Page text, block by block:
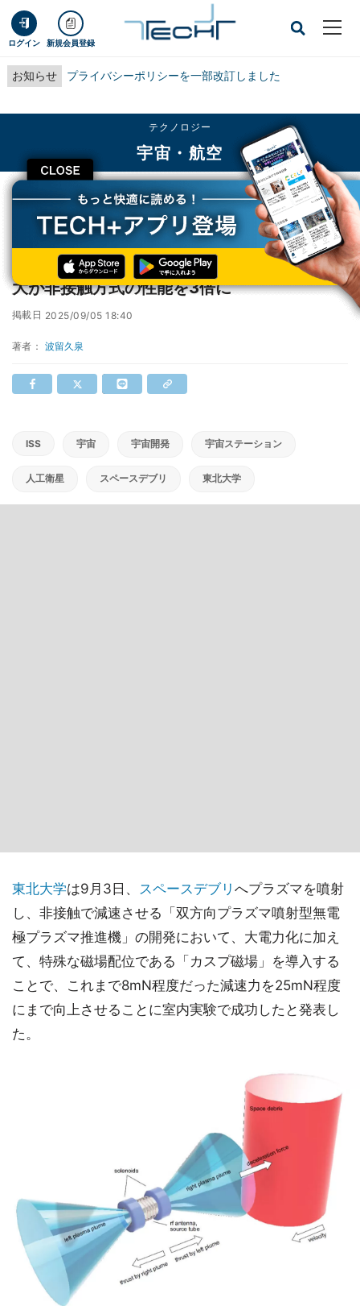
ログイン 新規会員登録
お知らせ プライバシーポリシーを一部改訂しました
CLOSE
テクノロジー
宇宙・航空
TECH+ テクノロジー
宇宙・航空
プラズマ噴射でスペースデブリを除去 - 東北大が非接触方式の性能を3倍に
プラズマ噴射でスペースデブリを除去 - 東北
大が非接触方式の性能を3倍に
掲載日 2025/09/05 18:40
著者： 波留久泉
ISS 宇宙 宇宙開発 宇宙ステーション
人工衛星 スペースデブリ 東北大学
東北大学は9月3日、 スペースデブリ へプラズマを噴射
し、非接触で減速させる「双方向プラズマ噴射型無電
極プラズマ推進機」の開発において、大電力化に加え
て、特殊な磁場配位である「カスプ磁場」を導入する
ことで、これまで8mN程度だった減速力を25mN程度
にまで向上させることに室内実験で成功したと発表し
た。